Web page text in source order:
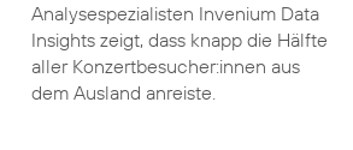
Analysespezialisten Invenium Data
Insights zeigt, dass knapp die Hälfte
aller Konzertbesucher:innen aus
dem Ausland anreiste.